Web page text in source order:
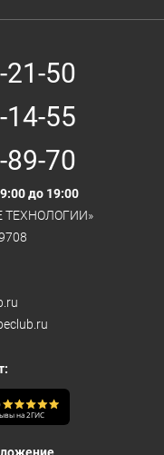
21-50
14-55
89-70
9:00 до 19:00
ТЕХНОЛОГИИ»
на 2ГИС